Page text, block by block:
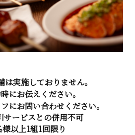
実施しておりません。
にお伝えください。
にお問い合わせください。
ービスとの併用不可
以上1組1回限り